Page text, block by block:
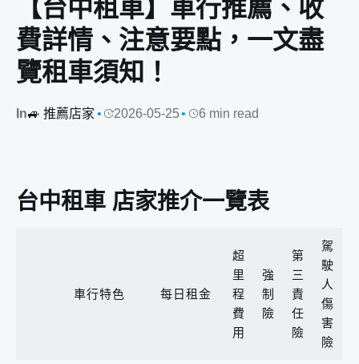
【台中租車】車行推薦、收
費詳情、注意要點，一文盡
覽租車須知！
In🚙 推薦店家 2026-05-25 6 min read
台中租車 店家推介一覽表
車行特色 每日租金
超
里
程
費
用
強
制
險
第
三
責
任
險
駕
駛
人
傷
害
險